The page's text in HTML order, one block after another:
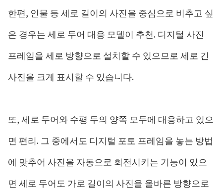
한편, 인물 등 세로 길이의 사진을 중심으로 비추고 싶
은 경우는 세로 두어 대응 ​​모델이 추천. 디지털 사진
프레임을 세로 방향으로 설치할 수 있으므로 세로 긴
사진을 크게 표시할 수 있습니다.
또, 세로 두어와 수평 두의 양쪽 모두에 대응하고 있으
면 편리. 그 중에서도 디지털 포토 프레임을 놓는 방법
에 맞추어 사진을 자동으로 회전시키는 기능이 있으
면 세로 두어도 가로 길이의 사진을 올바른 방향으로